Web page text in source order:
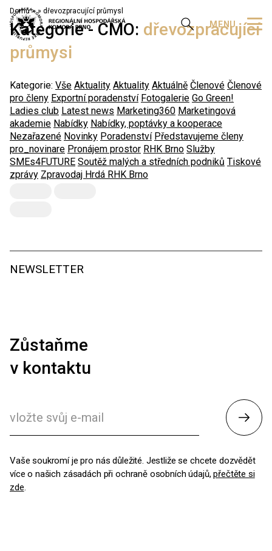
Zobrazit vyhledávání
MENU
Domů » dřevozpracující průmysl
Kategorie - CMO: dřevozpracující
průmysl
Kategorie: Vše Aktuality Aktuality Aktuálně Členové Členové
pro členy Exportní poradenství Fotogalerie Go Green!
Ladies club Latest news Marketing360 Marketingová
akademie Nabídky Nabídky, poptávky a kooperace
Nezařazené Novinky Poradenství Představujeme členy
pro_novinare Pronájem prostor RHK Brno Služby
SMEs4FUTURE Soutěž malých a středních podniků Tiskové
zprávy Zpravodaj Hrdá RHK Brno
NEWSLETTER
Zůstaňme
v kontaktu
Vaše soukromí je pro nás důležité. Jestliže se chcete dozvědět
více o našich zásadách při ochraně osobních údajů,přečtěte si
zde.